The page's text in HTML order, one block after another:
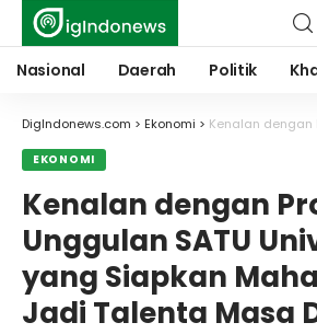
Nasional Daerah Politik
DigIndonews.com > Ekonomi > Kenalan dengan Program Unggulan SATU
EKONOMI
Kenalan dengan
Unggulan SATU
yang Siapkan
Jadi Talenta Masa